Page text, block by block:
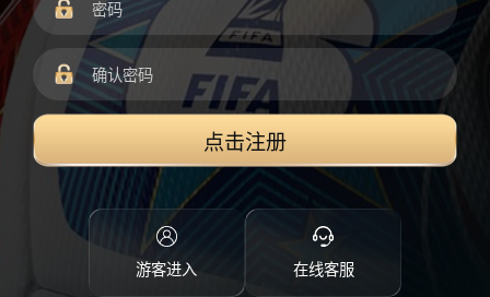
点击注册
游客进入 在线客服